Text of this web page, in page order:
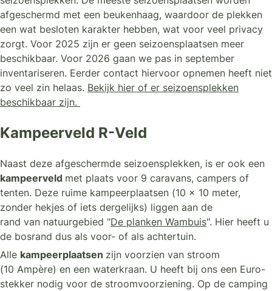
afgeschermd met een beukenhaag, waardoor de plekken
een wat besloten karakter hebben, wat voor veel privacy
zorgt. Voor 2025 zijn er geen seizoensplaatsen meer
beschikbaar. Voor 2026 gaan we pas in september
inventariseren. Eerder contact hiervoor opnemen heeft niet
zo veel zin helaas. Bekijk hier of er seizoensplekken
beschikbaar zijn.
Kampeerveld R-Veld
Naast deze afgeschermde seizoensplekken, is er ook een
kampeerveld met plaats voor 9 caravans, campers of
tenten. Deze ruime kampeerplaatsen (10 x 10 meter,
zonder hekjes of iets dergelijks) liggen aan de
rand van natuurgebied "De planken Wambuis". Hier heeft u
de bosrand dus als voor- of als achtertuin.
Alle kampeerplaatsen zijn voorzien van stroom
(10 Ampère) en een waterkraan. U heeft bij ons een Euro-
stekker nodig voor de stroomvoorziening. Op de camping